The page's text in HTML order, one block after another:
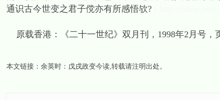
通识古今世变之君子傥亦有所感悟欤?
原载香港：《二十一世纪》双月刊，1998年2月号，
本文链接： 余英时：戊戌政变今读,转载请注明出处。